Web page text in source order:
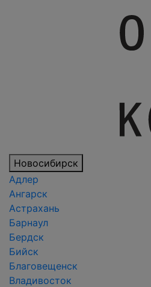
Новосибирск
Адлер
Ангарск
Астрахань
Барнаул
Бердск
Бийск
Благовещенск
Владивосток